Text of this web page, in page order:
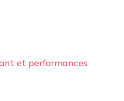
et performances